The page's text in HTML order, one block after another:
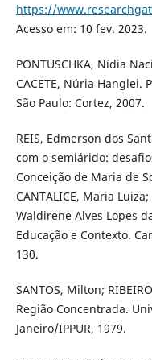
https://
Acesso em: 10 fev. 2023.
PONTUSCHKA, Nídia
CACETE, Núria Hanglei.
São Paulo: Cortez, 2007.
REIS, Edmerson dos
com o semiárido:
Conceição de Maria de
CANTALICE, Maria
Waldirene Alves Lopes
Educação e Contexto.
130.
SANTOS, Milton;
Região Concentrada.
Janeiro/IPPUR, 1979.